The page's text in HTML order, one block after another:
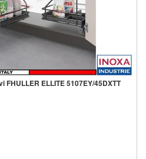
ELLITE 5107EY/45DXTT